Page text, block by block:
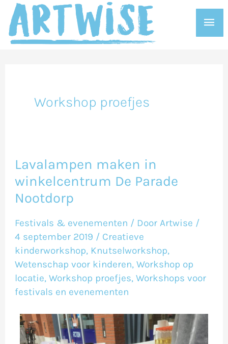
naar
Workshop proefjes
Lavalampen maken in
winkelcentrum De Parade
Nootdorp
Festivals & evenementen / DoorArtwise /
4 september 2019 / Creatieve
kinderworkshop, Knutselworkshop,
Wetenschap voor kinderen,Workshop op
locatie,Workshop proefjes,Workshops voor
festivals en evenementen
Lavalampen
maken
in
De
Parade
Nootdorp